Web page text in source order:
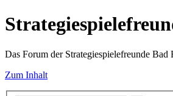
Das Forum der Strategiespielefreunde
Zum Inhalt